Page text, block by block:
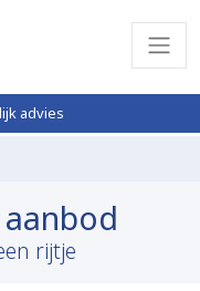
advies
aanbod
rijtje